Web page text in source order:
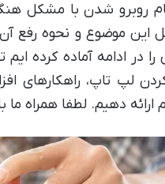
روبرو شدن با مشکل
این موضوع و نحوه رفع
را در ادامه آماده کرده ایم
لپ تاپ، راهکارهای
ارائه دهیم. لطفا همراه ما